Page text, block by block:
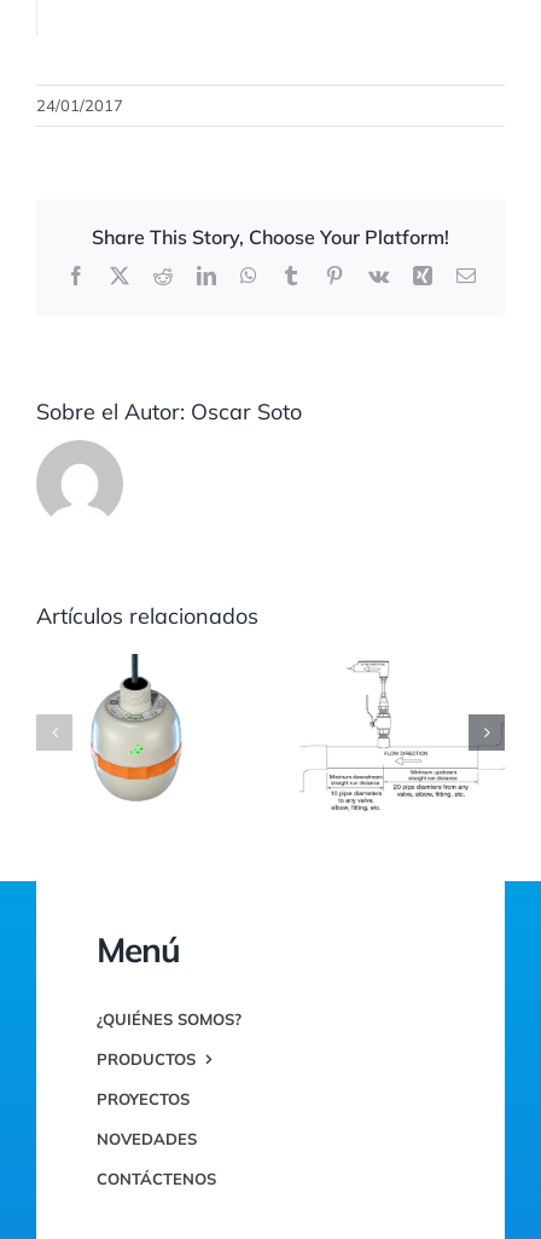
24/01/2017
Share This Story, Choose Your Platform!
Facebook
X RedditLinkedInWhatsApp
TumblrPinterest
Vk Xing Correo
Sobre el Autor: Oscar Soto
Artículos relacionados
Menú
¿QUIÉNES SOMOS?
PRODUCTOS
PROYECTOS
NOVEDADES
CONTÁCTENOS